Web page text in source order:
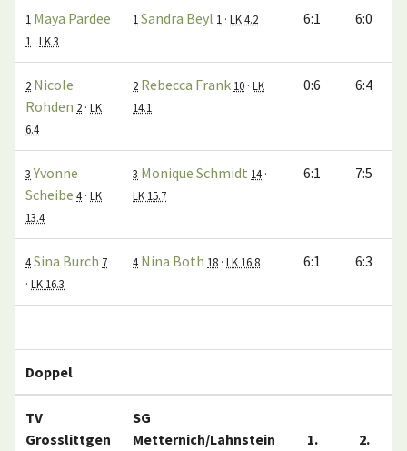
1 Maya Pardee
1 · LK 3
1 Sandra Beyl 1 · LK 4.2 6:1 6:0
2 Nicole
Rohden 2 · LK
6.4
2 Rebecca Frank 10 · LK
14.1
0:6 6:4
3 Yvonne
Scheibe 4 · LK
13.4
3 Monique Schmidt 14 ·
LK 15.7
6:1 7:5
4Sina Burch 7
· LK 16.3
4 Nina Both 18 · LK 16.8 6:1 6:3
Doppel
TV
Grosslittgen
SG
Metternich/Lahnstein
1.
2.